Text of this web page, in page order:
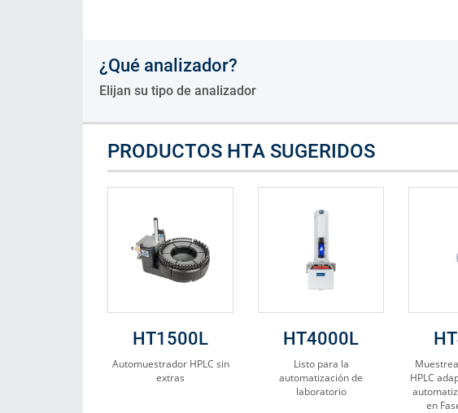
Soluciones
¿Qué analizador?
Elijan su tipo de analizador
PRODUCTOS HTA SUGERIDOS
HT1500L
Automuestrador HPLC sin
extras
HT4000L
Listo para la
automatización de
laboratorio
HPLC
en